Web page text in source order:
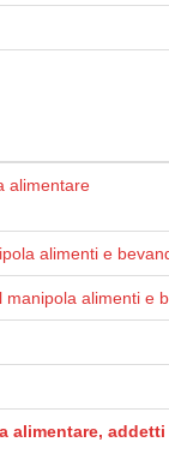
alimentare
alimenti e
manipola alimenti e
alimentare, addetti